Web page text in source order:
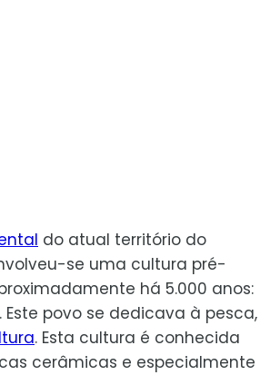
do atual território do
se uma cultura pré-
há 5.000 anos:
Este povo se dedicava à pesca,
. Esta cultura é conhecida
cerâmicas e especialmente